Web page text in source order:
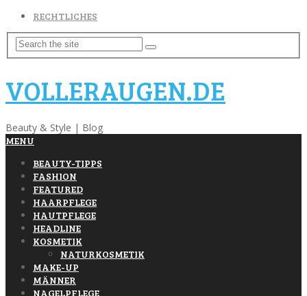
RECHTLICHES
VOLLERAUGEN.DE
Beauty & Style | Blog
MENU
BEAUTY-TIPPS
FASHION
FEATURED
HAARPFLEGE
HAUTPFLEGE
HEADLINE
KOSMETIK
NATURKOSMETIK
MAKE-UP
MÄNNER
NAGELPFLEGE